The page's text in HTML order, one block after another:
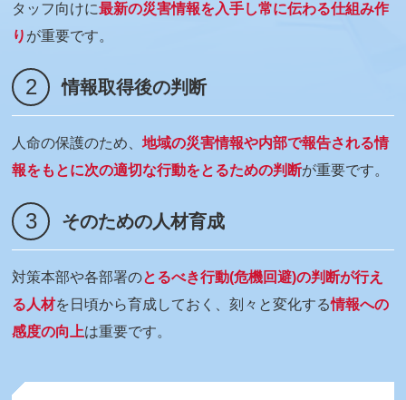
タッフ向けに最新の災害情報を入手し常に伝わる仕組み作
り が重要です。
2 情報取得後の判断
人命の保護のため、地域の災害情報や内部で報告される情
報をもとに次の適切な行動をとるための判断が重要です。
3 そのための人材育成
対策本部や各部署のとるべき行動(危機回避)の判断が行え
る人材を日頃から育成しておく、刻々と変化する情報への
感度の向上は重要です。